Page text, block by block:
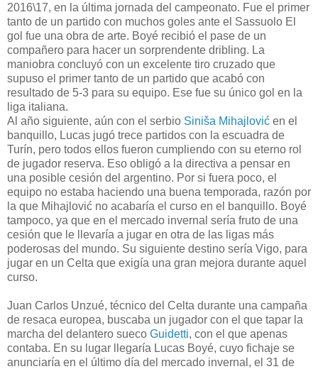
2016\17, en la última jornada del campeonato. Fue el primer
tanto de un partido con muchos goles ante el Sassuolo El
gol fue una obra de arte. Boyé recibió el pase de un
compañero para hacer un sorprendente dribling. La
maniobra concluyó con un excelente tiro cruzado que
supuso el primer tanto de un partido que acabó con
resultado de 5-3 para su equipo. Ese fue su único gol en la
liga italiana.
Al año siguiente, aún con el serbio Siniša Mihajlović en el
banquillo, Lucas jugó trece partidos con la escuadra de
Turín, pero todos ellos fueron cumpliendo con su eterno rol
de jugador reserva. Eso obligó a la directiva a pensar en
una posible cesión del argentino. Por si fuera poco, el
equipo no estaba haciendo una buena temporada, razón por
la que Mihajlović no acabaría el curso en el banquillo. Boyé
tampoco, ya que en el mercado invernal sería fruto de una
cesión que le llevaría a jugar en otra de las ligas más
poderosas del mundo. Su siguiente destino sería Vigo, para
jugar en un Celta que exigía una gran mejora durante aquel
curso.
Juan Carlos Unzué, técnico del Celta durante una campaña
de resaca europea, buscaba un jugador con el que tapar la
marcha del delantero sueco Guidetti, con el que apenas
contaba. En su lugar llegaría Lucas Boyé, cuyo fichaje se
anunciaría en el último día del mercado invernal, el 31 de